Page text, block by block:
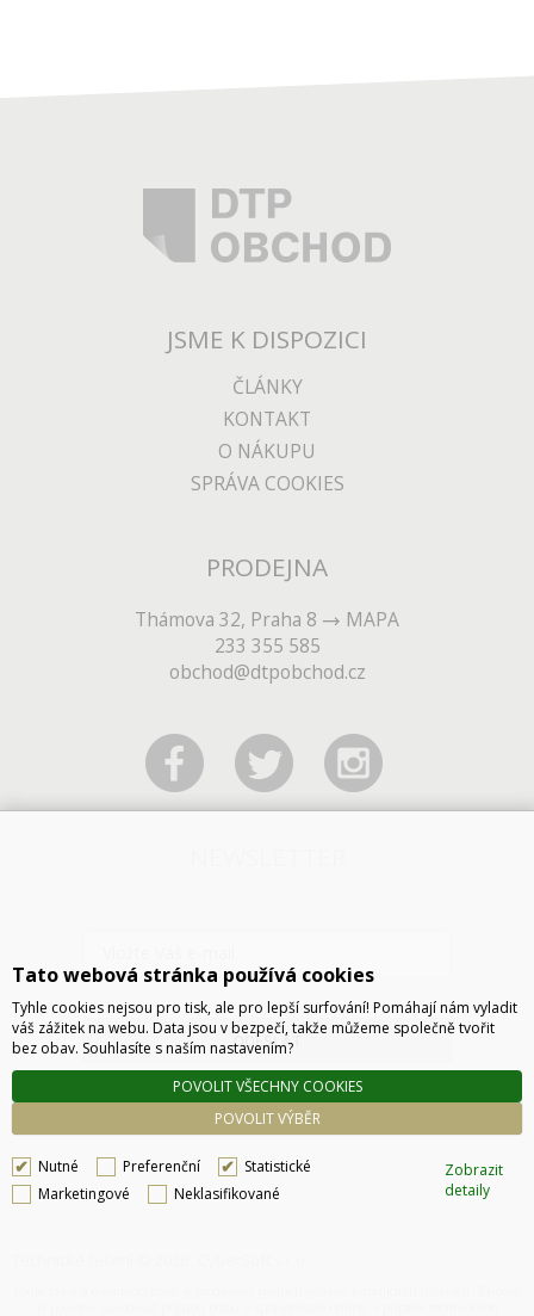
JSME K DISPOZICI
ČLÁNKY
KONTAKT
O NÁKUPU
SPRÁVA COOKIES
PRODEJNA
Thámova 32, Praha 8
MAPA
233 355 585
obchod@dtpobchod.cz
ODESLAT
Tato webová stránka používá cookies
Tyhle cookies nejsou pro tisk, ale pro lepší surfování! Pomáhají nám vyladit
váš zážitek na webu. Data jsou v bezpečí, takže můžeme společně tvořit
bez obav. Souhlasíte s naším nastavením?
POVOLIT VÝBĚR
POVOLIT VŠECHNY COOKIES
Nutné Preferenční
Statistické
Marketingové
Neklasifikované
Zobrazit
detaily